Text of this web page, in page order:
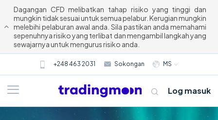
Dagangan CFD melibatkan tahap risiko yang tinggi dan
mungkin tidak sesuai untuk semua pelabur. Kerugian mungkin
melebihi pelaburan awal anda. Sila pastikan anda memahami
sepenuhnya risiko yang terlibat dan mengambil langkah yang
sewajarnya untuk mengurus risiko anda.
+248 463 2031 Sokongan MS
Log masuk